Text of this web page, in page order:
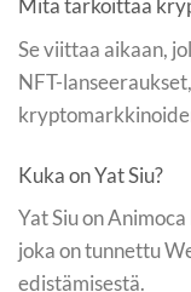
Mitä tarkoittaa
Se viittaa aikaan,
NFT-
Kuka on Yat Siu?
Yat Siu on
joka on tunnettu
edistämisestä.